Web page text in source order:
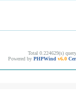
Total 0.224629(s)
Powered by PHPWind v6.0